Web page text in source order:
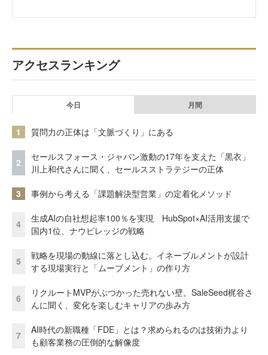
アクセスランキング
今日 月間
1 質問力の正体は「文脈づくり」にある
2
セールスフォース・ジャパン激動の17年を支えた「黒衣」
川上和代さんに聞く、セールスストラテジーの正体
3 事例から考える「課題解決型営業」の定着化メソッド
4
生成AIの自社想起率100％を実現 HubSpot×AI活用支援で
国内1位、ナウビレッジの戦略
5
戦略を現場の動線に落とし込む。イネーブルメントが設計
する現場実行と「ムーブメント」の作り方
6
リクルートMVPがぶつかった売れない壁。SaleSeed梶谷さ
んに聞く、変化を楽しむキャリアの歩み方
7
AI時代の新職種「FDE」とは？求められるのは技術力より
も顧客業務の圧倒的な解像度